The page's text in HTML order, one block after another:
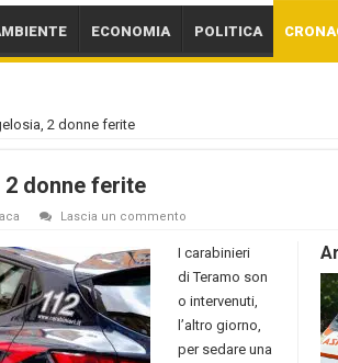
ECONOMIA POLITICA
2 donne ferite
2 donne ferite
Lascia un commento
I carabinieri
di Teramo son
o intervenuti,
l’altro giorno,
per sedare una